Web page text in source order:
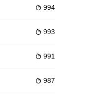
松本まりか）が
 994
 993
 991
 987